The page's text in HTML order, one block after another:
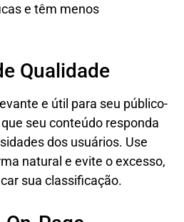
e têm menos
Qualidade
e útil para seu público-
seu conteúdo responda
dos usuários. Use
natural e evite o excesso,
sua classificação.